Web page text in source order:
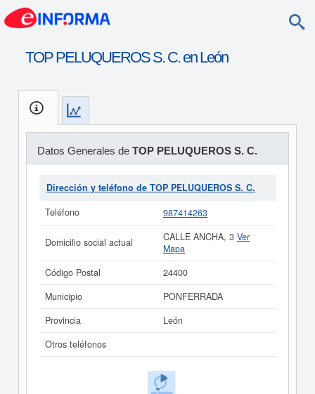
TOP PELUQUEROS S. C. en León
Datos Generales de TOP PELUQUEROS S. C.
Dirección y teléfono de TOP PELUQUEROS S. C.
Teléfono
987414263
Domicilio social actual CALLE ANCHA, 3 Ver
Mapa
Código Postal
24400
Municipio
PONFERRADA
Provincia
León
Otros teléfonos